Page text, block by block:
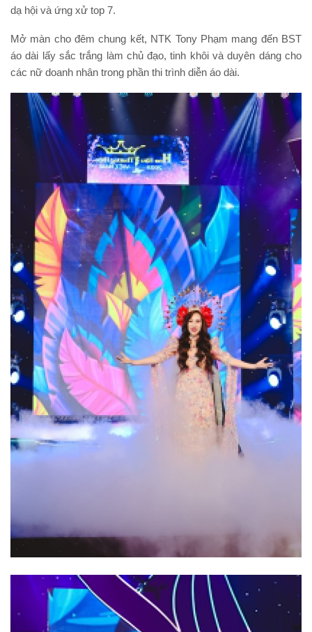
dạ hội và ứng xử top 7.
Mở màn cho đêm chung kết, NTK Tony Phạm mang đến BST
áo dài lấy sắc trắng làm chủ đạo, tinh khôi và duyên dáng cho
các nữ doanh nhân trong phần thi trình diễn áo dài.